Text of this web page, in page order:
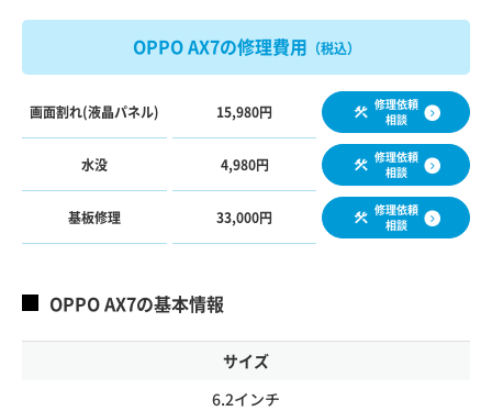
OPPO AX7の修理費用 （税込）
画面割れ(液晶パネル) 15,980円
修理依頼
相談
水没 4,980円
修理依頼
相談
基板修理 33,000円
修理依頼
相談
OPPO AX7の基本情報
サイズ
6.2インチ